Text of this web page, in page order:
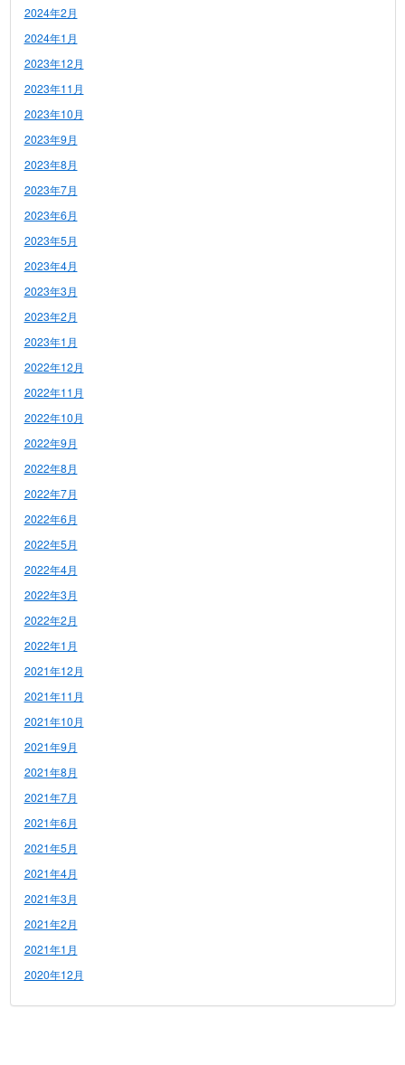
2024年2月
2024年1月
2023年12月
2023年11月
2023年10月
2023年9月
2023年8月
2023年7月
2023年6月
2023年5月
2023年4月
2023年3月
2023年2月
2023年1月
2022年12月
2022年11月
2022年10月
2022年9月
2022年8月
2022年7月
2022年6月
2022年5月
2022年4月
2022年3月
2022年2月
2022年1月
2021年12月
2021年11月
2021年10月
2021年9月
2021年8月
2021年7月
2021年6月
2021年5月
2021年4月
2021年3月
2021年2月
2021年1月
2020年12月